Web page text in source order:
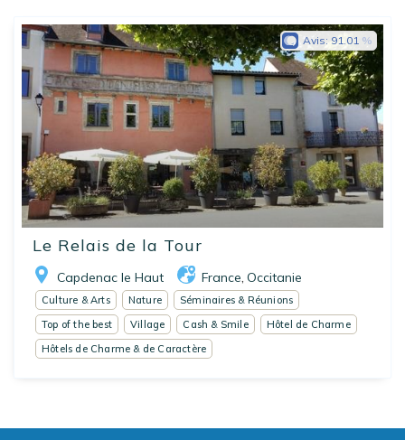
Le Relais de la Tour
Capdenac le Haut France Occitanie
Avis: 91.01
Culture & Arts Nature
Séminaires & Réunions
Top of the best
Village Cash & Smile
Hôtel de Charme
Hôtels de Charme & de Caractère